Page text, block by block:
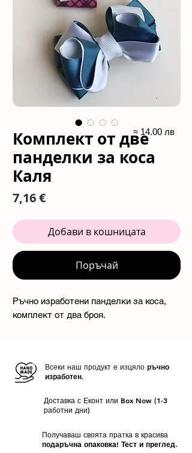
Комплект от две
панделки за коса
Каля
7,16 €Цена
Добави в кошницата
Поръчай
Ръчно изработени панделки за коса,
комплект от два броя.
≈ 14.00 лв
Всеки наш продукт е изцяло ръчно
изработен.
Доставка с Еконт или Box Now (1-3
работни дни)
Получаваш своята пратка в красива
подаръчна опаковка! Тест и преглед.